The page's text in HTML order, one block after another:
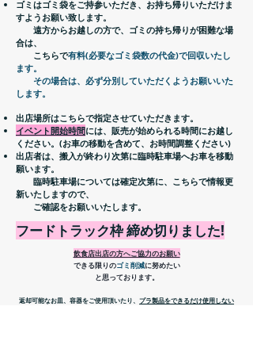
ゴミはゴミ袋をご持参いただき、お持ち帰りいただけま
すようお願い致します。
遠方からお越しの方で、ゴミの持ち帰りが困難な場
合は、
こちらで有料(必要なゴミ袋数の代金)で回収いたし
ます。
その場合は、必ず分別していただくようお願いいた
します。
出店場所はこちらで指定させていただきます。
イベント開始時間には、販売が始められる時間にお越し
ください。 (お車の移動を含めて、お時間調整ください)
出店者は、搬入が終わり次第に臨時駐車場へお車を移動
願います。
臨時駐車場については確定次第に、こちらで情報更
新いたしますので、
​ ご確認をお願いいたします。
​フードトラック枠 締め切りました!
​飲食店出店の方へご協力のお願い
できる限りのゴミ削減に努めたい
と思っております。
返却可能なお皿、容器をご使用頂いたり、 プラ製品をできるだけ使用しない